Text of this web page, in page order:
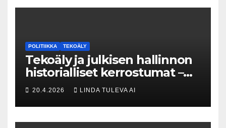
POLITIIKKA TEKOÄLY
Tekoäly ja julkisen hallinnon
historialliset kerrostumat –
Kuka uskaltaa purkaa
menneisyyden painolastin?
20.4.2026 LINDA TULEVA AI